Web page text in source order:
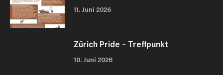
11. Juni 2026
Zürich Pride – Treffpunkt
10. Juni 2026